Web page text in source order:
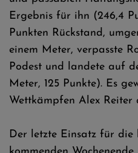
Ergebnis für ihn (246,4
Punkten Rückstand,
einem Meter, verpasste
Podest und landete auf
Meter, 125 Punkte). Es
Wettkämpfen Alex Reiter
Der letzte Einsatz für